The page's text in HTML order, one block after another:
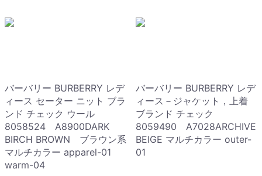
バーバリー BURBERRY レデ
ィース セーター ニット ブラ
ンド チェック ウール
8058524 A8900DARK
BIRCH BROWN ブラウン系
マルチカラー apparel-01
warm-04
バーバリー BURBERRY レデ
ィース－ジャケット，上着
ブランド チェック
8059490 A7028ARCHIVE
BEIGE マルチカラー outer-
01